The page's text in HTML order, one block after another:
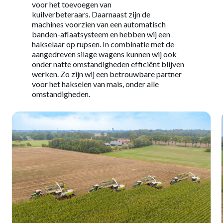
voorhettoevoegenvan
kuilverbeteraars. Daarnaast zijn de
machines voorzien van een automatisch
banden-aflaatsysteem en hebben wij een
hakselaar op rupsen. In combinatie met de
aangedrevensilagewagens kunnen wij ook
onder natte omstandigheden efficiënt blijven
werken. Zo zijn wij een betrouwbare partner
voor het hakselen van mais, onder alle
omstandigheden.